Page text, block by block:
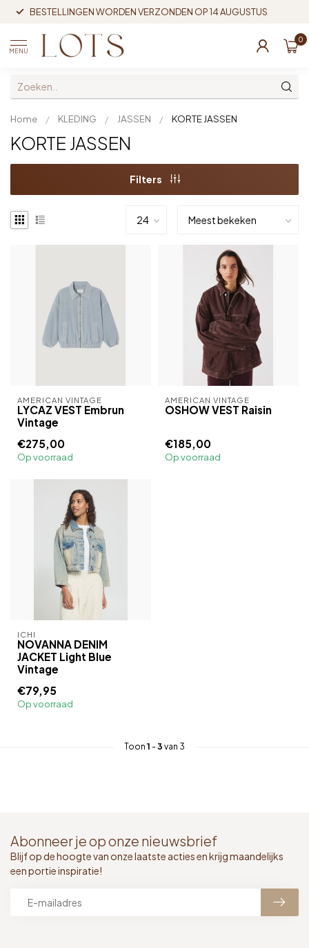
BESTELLINGEN WORDEN VERZONDEN OP 14 AUGUSTUS
MENU
0
Home / KLEDING / JASSEN / KORTE JASSEN
KORTE JASSEN
Filters
AMERICAN VINTAGE
LYCAZ VEST Embrun
Vintage
€275,00
Op voorraad
AMERICAN VINTAGE
OSHOW VEST Raisin
€185,00
Op voorraad
ICHI
NOVANNA DENIM
JACKET Light Blue
Vintage
€79,95
Op voorraad
Toon 1 - 3 van 3
Abonneer je op onze nieuwsbrief
Blijf op de hoogte van onze laatste acties en krijg maandelijks
een portie inspiratie!